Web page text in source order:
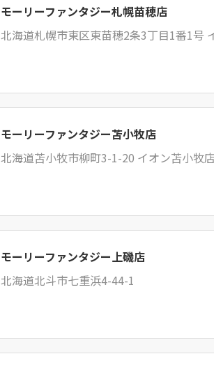
モーリーファンタジー札幌苗穂店
北海道札幌市東区東苗穂2条3丁目1番1号
モーリーファンタジー苫小牧店
北海道苫小牧市柳町3-1-20 イオン苫小牧
モーリーファンタジー上磯店
北海道北斗市七重浜4-44-1